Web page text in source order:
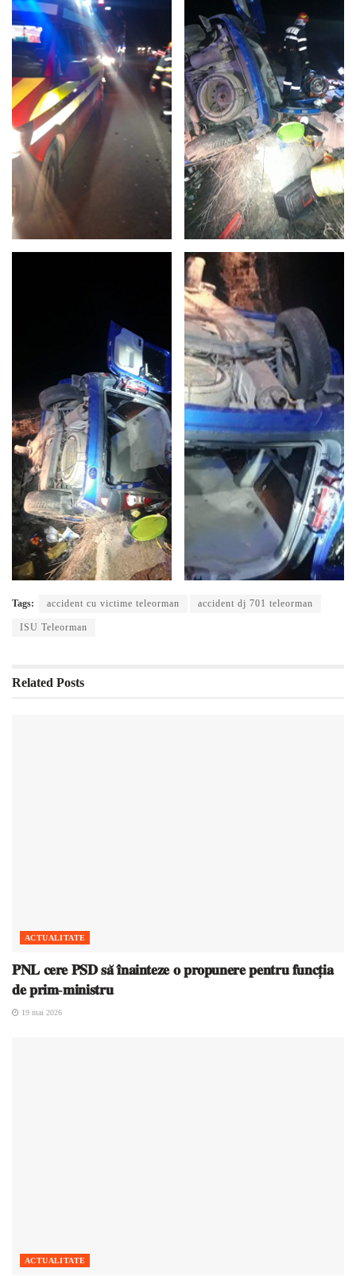
Tags: accident cu victime teleorman accident dj 701 teleorman
ISU Teleorman
Related Posts
ACTUALITATE
𝐏𝐍𝐋 𝐜𝐞𝐫𝐞 𝐏𝐒𝐃 𝐬𝐚̆ 𝐢̂𝐧𝐚𝐢𝐧𝐭𝐞𝐳𝐞 𝐨 𝐩𝐫𝐨𝐩𝐮𝐧𝐞𝐫𝐞 𝐩𝐞𝐧𝐭𝐫𝐮 𝐟𝐮𝐧𝐜𝐭̦𝐢𝐚
𝐝𝐞 𝐩𝐫𝐢𝐦-𝐦𝐢𝐧𝐢𝐬𝐭𝐫𝐮
19 mai 2026
ACTUALITATE